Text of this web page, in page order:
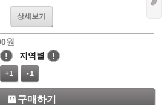
상세보기
원
! 지역별
!
+1 -1
구매하기